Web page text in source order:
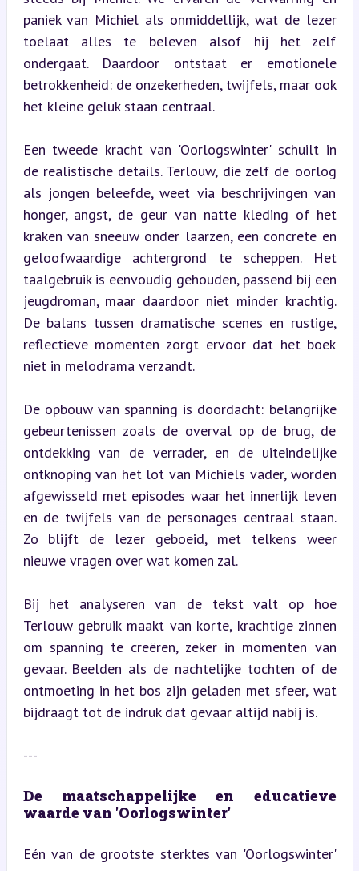
paniek van Michiel als onmiddellijk, wat de lezer
toelaat alles te beleven alsof hij het zelf
ondergaat. Daardoor ontstaat er emotionele
betrokkenheid: de onzekerheden, twijfels, maar ook
het kleine geluk staan centraal.
Een tweede kracht van 'Oorlogswinter' schuilt in
de realistische details. Terlouw, die zelf de oorlog
als jongen beleefde, weet via beschrijvingen van
honger, angst, de geur van natte kleding of het
kraken van sneeuw onder laarzen, een concrete en
geloofwaardige achtergrond te scheppen. Het
taalgebruik is eenvoudig gehouden, passend bij een
jeugdroman, maar daardoor niet minder krachtig.
De balans tussen dramatische scenes en rustige,
reflectieve momenten zorgt ervoor dat het boek
niet in melodrama verzandt.
De opbouw van spanning is doordacht: belangrijke
gebeurtenissen zoals de overval op de brug, de
ontdekking van de verrader, en de uiteindelijke
ontknoping van het lot van Michiels vader, worden
afgewisseld met episodes waar het innerlijk leven
en de twijfels van de personages centraal staan.
Zo blijft de lezer geboeid, met telkens weer
nieuwe vragen over wat komen zal.
Bij het analyseren van de tekst valt op hoe
Terlouw gebruik maakt van korte, krachtige zinnen
om spanning te creëren, zeker in momenten van
gevaar. Beelden als de nachtelijke tochten of de
ontmoeting in het bos zijn geladen met sfeer, wat
bijdraagt tot de indruk dat gevaar altijd nabij is.
---
De maatschappelijke en educatieve
waarde van 'Oorlogswinter'
Eén van de grootste sterktes van 'Oorlogswinter'